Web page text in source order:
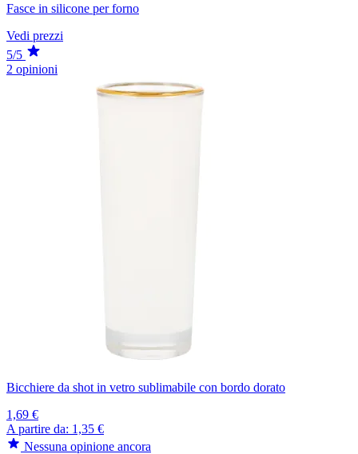
Fasce in silicone per forno
Vedi prezzi
5/5
2 opinioni
Bicchiere da shot in vetro sublimabile con bordo dorato
1,69 €
A partire da: 1,35 €
Nessuna opinione ancora